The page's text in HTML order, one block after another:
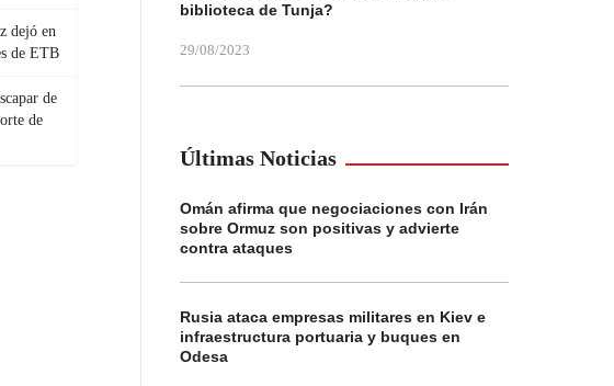
dejó en
de ETB
de
de
biblioteca de Tunja?
29/08/2023
Últimas Noticias
Omán afirma que negociaciones con Irán
sobre Ormuz son positivas y advierte
contra ataques
Rusia ataca empresas militares en Kiev e
infraestructura portuaria y buques en
Odesa